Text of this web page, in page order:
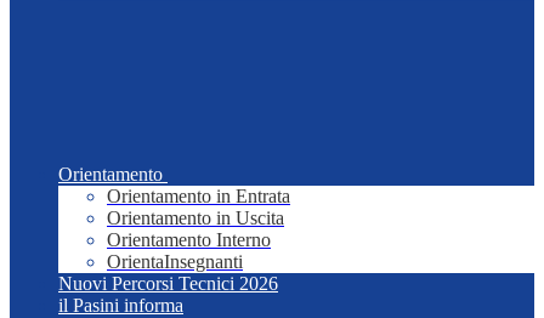
Orientamento
Orientamento in Entrata
Orientamento in Uscita
Orientamento Interno
OrientaInsegnanti
Nuovi Percorsi Tecnici 2026
il Pasini informa